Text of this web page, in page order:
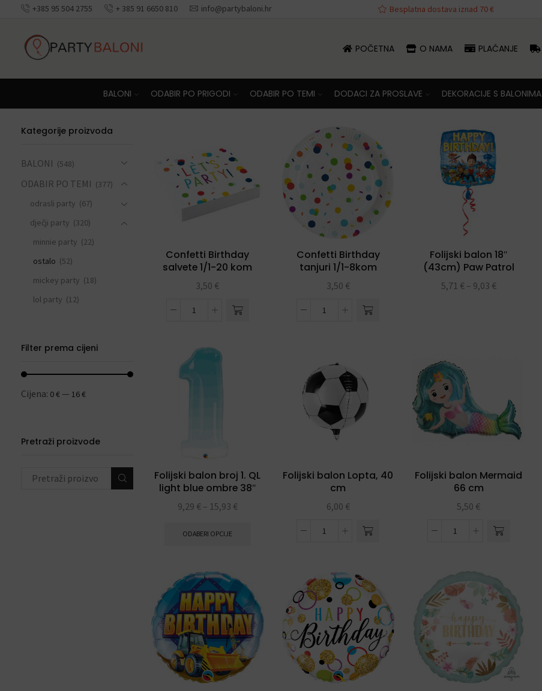
+385 95 504 2755 + 385 91 6650 810 info@partybaloni.hr
Besplatna dostava iznad 70 € Besplatna dostava iznad 70 €
POČETNA O NAMA PLAĆANJE
BALONI ODABIR PO PRIGODI ODABIR PO TEMI DODACI ZA PROSLAVE DEKORACIJE S BALONIMA
Confetti Birthday
salvete 1/1-20 kom
3,50 €
Confetti Birthday
tanjuri 1/1-8kom
3,50 €
Folijski balon 18″
(43cm) Paw Patrol
Happy Birthday
5,71 € – 9,03 €
Folijski balon broj 1. QL
light blue ombre 38″
9,29 € – 15,93 €
ODABERI OPCIJE
Folijski balon Lopta, 40
cm
6,00 €
Folijski balon Mermaid
66 cm
5,50 €
Kategorije proizvoda
BALONI (548)
ODABIR PO TEMI (377)
odrasli party (67)
dječji party (320)
minnie party (22)
ostalo (52)
mickey party (18)
lol party (12)
super junaci party
dinosaur party (20)
spiderman party
Filter prema cijeni
Cijena: 0 € — 16 €
Pretraži proizvode